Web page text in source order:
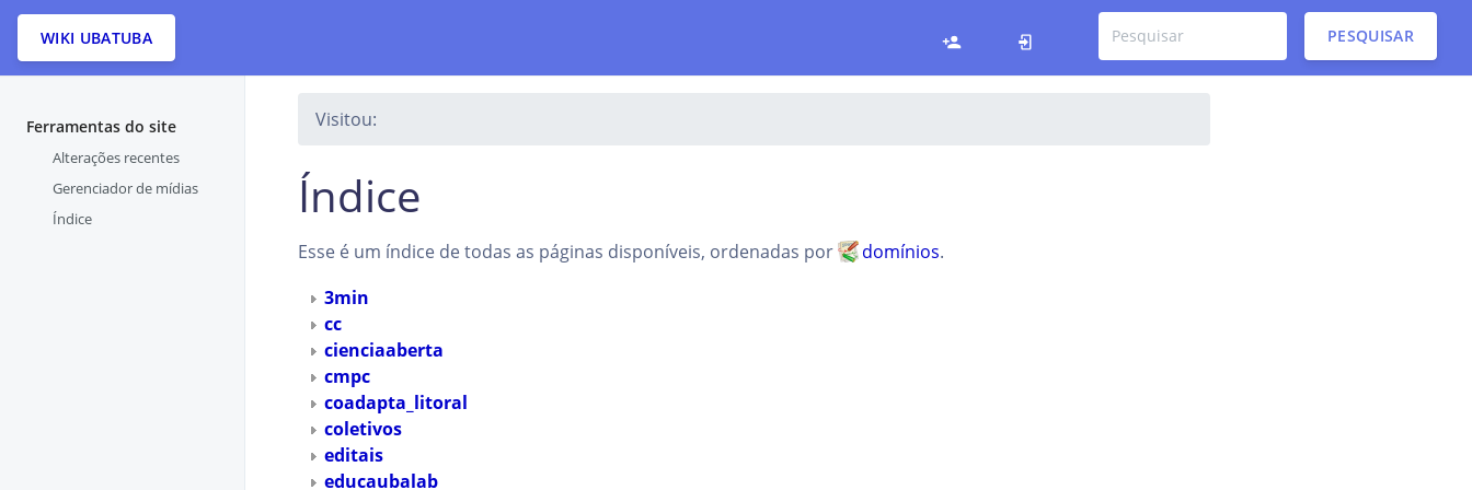
WIKI UBATUBA PESQUISAR
Ferramentas do site
Alterações recentes
Gerenciador de mídias
Índice
Visitou:
Índice
Esse é um índice de todas as páginas disponíveis, ordenadas por domínios.
3min
cc
cienciaaberta
cmpc
coadapta_litoral
coletivos
editais
educaubalab